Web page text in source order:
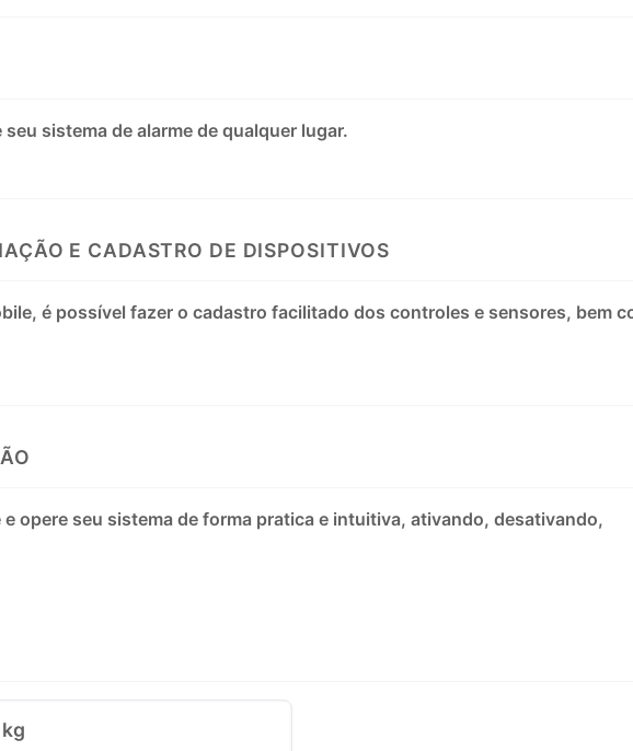
sistema de alarme de qualquer lugar.
E CADASTRO DE DISPOSITIVOS
é possível fazer o cadastro facilitado dos controles e sensores, bem
opere seu sistema de forma pratica e intuitiva, ativando, desativando,